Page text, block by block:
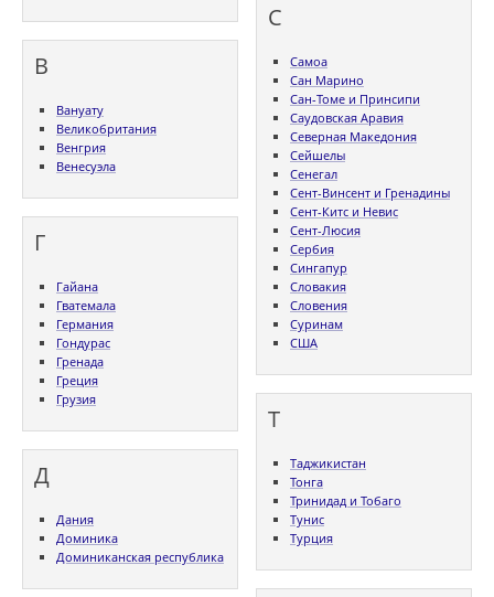
В
Вануату
Великобритания
Венгрия
Венесуэла
Г
Гайана
Гватемала
Германия
Гондурас
Гренада
Греция
Грузия
Д
Дания
Доминика
Доминиканская республика
С
Самоа
Сан Марино
Сан-Томе и Принсипи
Саудовская Аравия
Северная Македония
Сейшелы
Сенегал
Сент-Винсент и Гренадины
Сент-Китс и Невис
Сент-Люсия
Сербия
Сингапур
Словакия
Словения
Суринам
США
Т
Таджикистан
Тонга
Тринидад и Тобаго
Тунис
Турция